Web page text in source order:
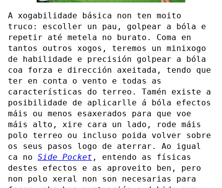
A xogabilidade básica non ten moito
truco: escoller un pau, golpear a bóla e
repetir até metela no burato. Coma en
tantos outros xogos, teremos un minixogo
de habilidade e precisión golpear a bóla
coa forza e dirección axeitada, tendo que
ter en conta o vento e todas as
características do terreo. Tamén existe a
posibilidade de aplicarlle á bóla efectos
máis ou menos esaxerados para que voe
máis alto, xire cara un lado, rode máis
polo terreo ou incluso poida volver sobre
os seus pasos logo de aterrar. Ao igual
ca no Side Pocket , entendo as físicas
destes efectos e as aproveito ben, pero
non polo xeral non son necesarias para